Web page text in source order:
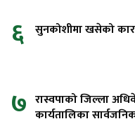
६ सुनकोशीमा खसेको
७ रास्वपाको जिल्ला
कार्यतालिका